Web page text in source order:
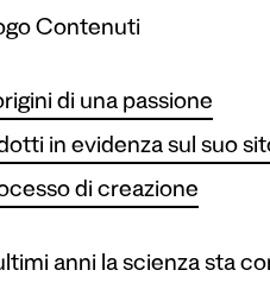
Contenuti
di una passione
in evidenza sul suo
di creazione
anni la scienza sta